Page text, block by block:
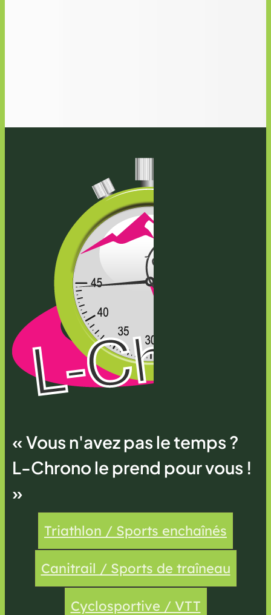
« Vous n'avez pas le temps ?
L-Chrono le prend pour vous !
»
Triathlon / Sports enchaînés
Canitrail / Sports de traîneau
Cyclosportive / VTT